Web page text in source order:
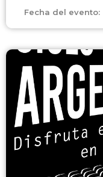
Fecha del evento: